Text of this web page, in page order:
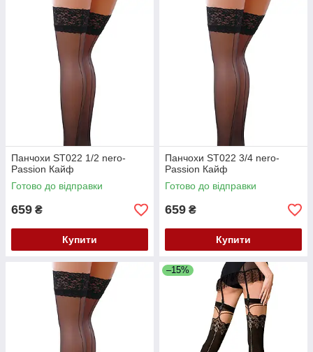
Панчохи ST022 1/2 nero-
Passion Кайф
Готово до відправки
659 ₴
Купити
Панчохи ST022 3/4 nero-
Passion Кайф
Готово до відправки
659 ₴
Купити
–15%